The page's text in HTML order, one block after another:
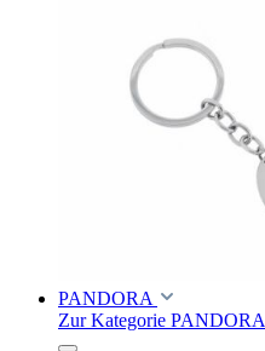
PANDORA
Zur Kategorie PANDORA